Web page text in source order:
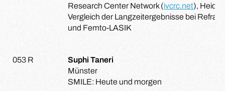
Research Center Network (ivcrc.net),
Vergleich der Langzeitergebnisse bei
und Femto-LASIK
053 R
Suphi Taneri
Münster
SMILE: Heute und morgen